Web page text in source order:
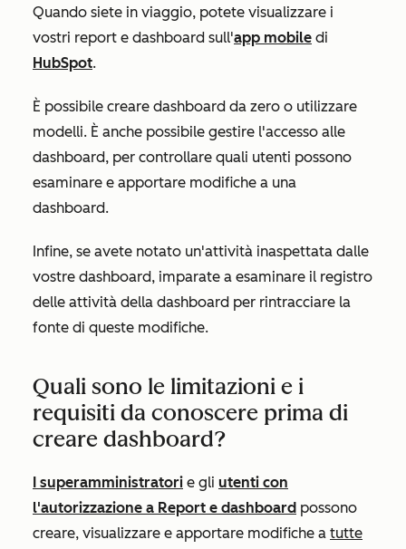
Quando siete in viaggio, potete visualizzare i
vostri report e dashboard sull'app mobile di
HubSpot.
È possibile creare dashboard da zero o utilizzare
modelli. È anche possibile gestire l'accesso alle
dashboard, per controllare quali utenti possono
esaminare e apportare modifiche a una
dashboard.
Infine, se avete notato un'attività inaspettata dalle
vostre dashboard, imparate a esaminare il registro
delle attività della dashboard per rintracciare la
fonte di queste modifiche.
Quali sono le limitazioni e i
requisiti da conoscere prima di
creare dashboard?
I superamministratori e gli utenti con
l'autorizzazione a Report e dashboard possono
creare, visualizzare e apportare modifiche a tutte